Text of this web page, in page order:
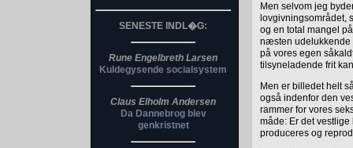
SENESTE INDL�G:
Rune Engelbreth Larsen
Kuldegysende socialsystem
Claus Elholm Andersen
Da Dannebrog blev
genkristnet
Men selvom jeg
lovgivningsområdet,
og en total mangel
næsten udelukkende
på vores egen
tilsyneladende frit
Men er billedet helt
også indenfor den
rammer for vores
måde: Er det
produceres og